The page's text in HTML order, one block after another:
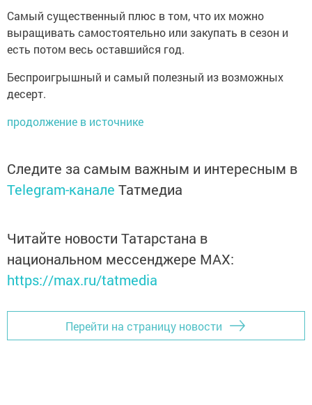
Самый существенный плюс в том, что их можно
выращивать самостоятельно или закупать в сезон и
есть потом весь оставшийся год.
Беспроигрышный и самый полезный из возможных
десерт.
продолжение в источнике
Следите за самым важным и интересным в
Telegram-канале Татмедиа
Читайте новости Татарстана в
национальном мессенджере MАХ:
https://max.ru/tatmedia
Перейти на страницу новости